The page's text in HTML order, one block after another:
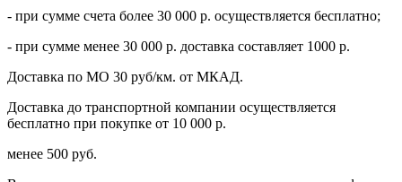
- при сумме счета более 30 000 р. осуществляется бесплатно;
- при сумме менее 30 000 р. доставка составляет 1000 р.
Доставка по МО 30 руб/км. от МКАД.
Доставка до транспортной компании осуществляется
бесплатно при покупке от 10 000 р.
менее 500 руб.